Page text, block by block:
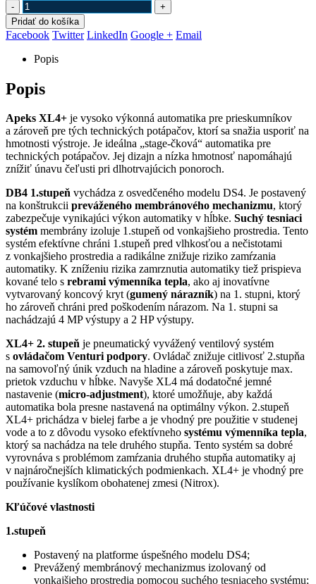
-
+
Pridať do košíka
Facebook Twitter LinkedIn Google + Email
Popis
Popis
Apeks XL4+ je vysoko výkonná automatika pre prieskumníkov
a zároveň pre tých technických potápačov, ktorí sa snažia usporiť na
hmotnosti výstroje. Je ideálna „stage-čková“ automatika pre
technických potápačov. Jej dizajn a nízka hmotnosť napomáhajú
znížiť únavu čeľusti pri dlhotrvajúcich ponoroch.
DB4 1.stupeň vychádza z osvedčeného modelu DS4. Je postavený
na konštrukcii preváženého membránového mechanizmu, ktorý
zabezpečuje vynikajúci výkon automatiky v hĺbke. Suchý tesniaci
systém membrány izoluje 1.stupeň od vonkajšieho prostredia. Tento
systém efektívne chráni 1.stupeň pred vlhkosťou a nečistotami
z vonkajšieho prostredia a radikálne znižuje riziko zamŕzania
automatiky. K zníženiu rizika zamrznutia automatiky tiež prispieva
kované telo s rebrami výmenníka tepla, ako aj inovatívne
vytvarovaný koncový kryt (gumený nárazník) na 1. stupni, ktorý
ho zároveň chráni pred poškodením nárazom. Na 1. stupni sa
nachádzajú 4 MP výstupy a 2 HP výstupy.
XL4+ 2. stupeň je pneumatický vyvážený ventilový systém
s ovládačom Venturi podpory. Ovládač znižuje citlivosť 2.stupňa
na samovoľný únik vzduch na hladine a zároveň poskytuje max.
prietok vzduchu v hĺbke. Navyše XL4 má dodatočné jemné
nastavenie (micro-adjustment), ktoré umožňuje, aby každá
automatika bola presne nastavená na optimálny výkon. 2.stupeň
XL4+ prichádza v bielej farbe a je vhodný pre použitie v studenej
vode a to z dôvodu vysoko efektívneho systému výmenníka tepla,
ktorý sa nachádza na tele druhého stupňa. Tento systém sa dobré
vyrovnáva s problémom zamŕzania druhého stupňa automatiky aj
v najnáročnejších klimatických podmienkach. XL4+ je vhodný pre
používanie kyslíkom obohatenej zmesi (Nitrox).
Kľúčové vlastnosti
1.stupeň
Postavený na platforme úspešného modelu DS4;
Prevážený membránový mechanizmus izolovaný od
vonkajšieho prostredia pomocou suchého tesniaceho systému;